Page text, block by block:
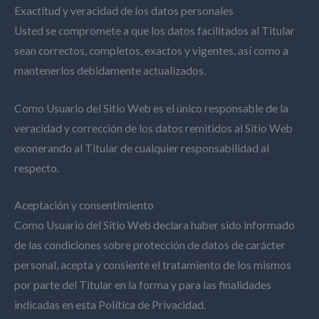
Exactitud y veracidad de los datos personales
Usted se compromete a que los datos facilitados al Titular
sean correctos, completos, exactos y vigentes, así como a
mantenerlos debidamente actualizados.
Como Usuario del Sitio Web es el único responsable de la
veracidad y corrección de los datos remitidos al Sitio Web
exonerando al Titular de cualquier responsabilidad al
respecto.
Aceptación y consentimiento
Como Usuario del Sitio Web declara haber sido informado
de las condiciones sobre protección de datos de carácter
personal, acepta y consiente el tratamiento de los mismos
por parte del Titular en la forma y para las finalidades
indicadas en esta Política de Privacidad.